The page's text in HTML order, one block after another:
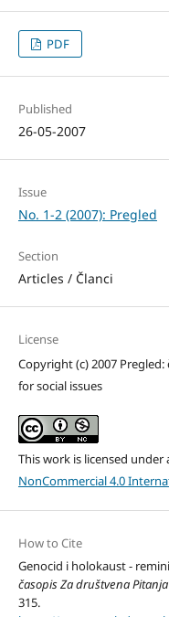
PDF
Published
26-05-2007
Issue
No. 1-2 (2007): Pregled
Section
Articles / Članci
License
Copyright (c) 2007
for social issues
This work is licensed under
NonCommercial 4.0
How to Cite
Genocid i holokaust -
časopis Za društvena
315.